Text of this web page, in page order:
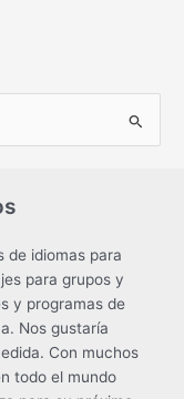
de idiomas para
para grupos y
y programas de
Nos gustaría
Con muchos
todo el mundo